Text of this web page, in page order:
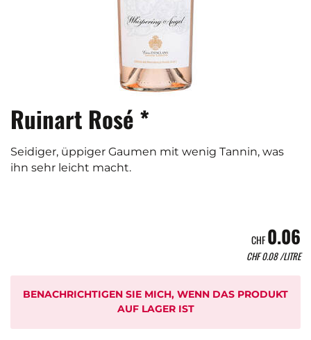
Ruinart Rosé *
Seidiger, üppiger Gaumen mit wenig Tannin, was
ihn sehr leicht macht.
CHF0.06
CHF0.08/LITRE
BENACHRICHTIGEN SIE MICH, WENN DAS PRODUKT
AUF LAGER IST